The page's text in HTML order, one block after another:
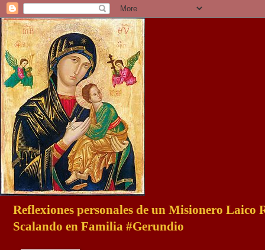
Reflexiones personales de un Misionero Laico
Scalando en Familia #Gerundio